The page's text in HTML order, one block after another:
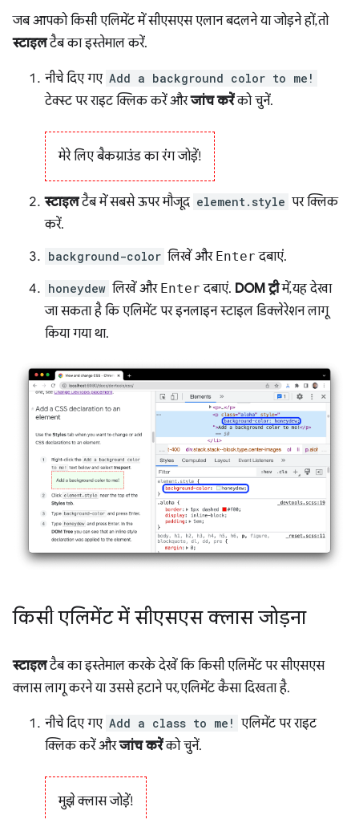
जब आपको किसी एलिमेंट में सीएसएस एलान बदलने या जोड़ने हों, तो
स्टाइलटैब का इस्तेमाल करें.
नीचे दिए गए Add a background color to me!
टेक्स्ट पर राइट क्लिक करें औरजांच करेंको चुनें.
मेरे लिए बैकग्राउंड का रंग जोड़ें!
स्टाइलटैब में सबसे ऊपर मौजूद element.style पर क्लिक
करें.
background-color लिखें और Enter दबाएं.
honeydew लिखें और Enter दबाएं. DOM ट्रीमें, यह देखा
जा सकता है कि एलिमेंट पर इनलाइन स्टाइल डिक्लेरेशन लागू
किया गया था.
किसी एलिमेंट में सीएसएस क्लास जोड़ना
स्टाइलटैब का इस्तेमाल करके देखें कि किसी एलिमेंट पर सीएसएस
क्लास लागू करने या उससे हटाने पर, एलिमेंट कैसा दिखता है.
नीचे दिए गए Add a class to me! एलिमेंट पर राइट
क्लिक करें औरजांच करेंको चुनें.
मुझे क्लास जोड़ें!